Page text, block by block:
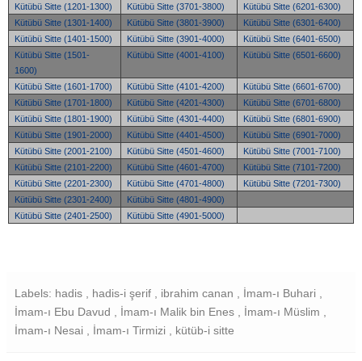
Kütübü Sitte (1201-1300)
Kütübü Sitte (3701-3800)
Kütübü Sitte (6201-6300)
Kütübü Sitte (1301-1400)
Kütübü Sitte (3801-3900)
Kütübü Sitte (6301-6400)
Kütübü Sitte (1401-1500)
Kütübü Sitte (3901-4000)
Kütübü Sitte (6401-6500)
Kütübü Sitte (1501-
1600)
Kütübü Sitte (4001-4100) Kütübü Sitte (6501-6600)
Kütübü Sitte (1601-1700) Kütübü Sitte (4101-4200)
Kütübü Sitte (6601-6700)
Kütübü Sitte (1701-1800)
Kütübü Sitte (4201-4300)
Kütübü Sitte (6701-6800)
Kütübü Sitte (1801-1900)
Kütübü Sitte (4301-4400)
Kütübü Sitte (6801-6900)
Kütübü Sitte (1901-2000)
Kütübü Sitte (4401-4500)
Kütübü Sitte (6901-7000)
Kütübü Sitte (2001-2100)
Kütübü Sitte (4501-4600)
Kütübü Sitte (7001-7100)
Kütübü Sitte (2101-2200)
Kütübü Sitte (4601-4700)
Kütübü Sitte (7101-7200)
Kütübü Sitte (2201-2300)
Kütübü Sitte (4701-4800)
Kütübü Sitte (7201-7300)
Kütübü Sitte (2301-2400)
Kütübü Sitte (4801-4900)
Kütübü Sitte (2401-2500)
Kütübü Sitte (4901-5000)
Labels: hadis , hadis-i şerif , ibrahim canan , İmam-ı Buhari ,
İmam-ı Ebu Davud , İmam-ı Malik bin Enes , İmam-ı Müslim ,
İmam-ı Nesai , İmam-ı Tirmizi , kütüb-i sitte